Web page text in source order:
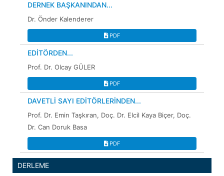
DERNEK BAŞKANINDAN...
Dr. Önder Kalenderer
PDF
EDİTÖRDEN...
Prof. Dr. Olcay GÜLER
PDF
DAVETLİ SAYI EDİTÖRLERİNDEN...
Prof. Dr. Emin Taşkıran, Doç. Dr. Elcil Kaya Biçer, Doç.
Dr. Can Doruk Basa
PDF
DERLEME